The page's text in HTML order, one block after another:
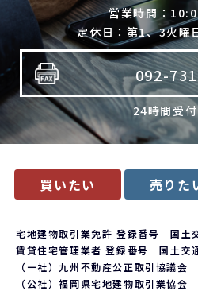
国や地方公共団体などに協力す
ることによって支障を及ぼすおそ
合併又は譲渡などの事由による
を提供する場合で、承継前の利
取り扱うとき
4. 個人情報の外部委託
当社は、利用目的の達成に必要な範
扱いの全部又は一部を委託する場合
は厳正な基準を設け、委託先との
5. 開示等の請求について
応じております。ご請求される方は
窓口」までお問い合わせください。
6. 個人情報を提供する事の
営業時間：
定休日：第1、3火曜
092-
24時間受
買いたい 売りた
宅地建物取引業免許 登録番号 国土
賃貸住宅管理業者 登録番号 国土交
（一社）九州不動産公正取引協議会
（公社）福岡県宅地建物取引業協会